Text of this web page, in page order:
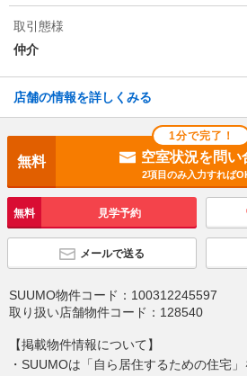
ります。
取引態様
仲介
店舗の情報を詳しくみる
1分で完了！
無料 空室状況を問い
2項目のみ入力すれば
無料 見学予約
メールで送る
SUUMO物件コード： 100312245597
取り扱い店舗物件コード： 128540
【掲載物件情報について】
・SUUMOは「自ら居住するための住宅